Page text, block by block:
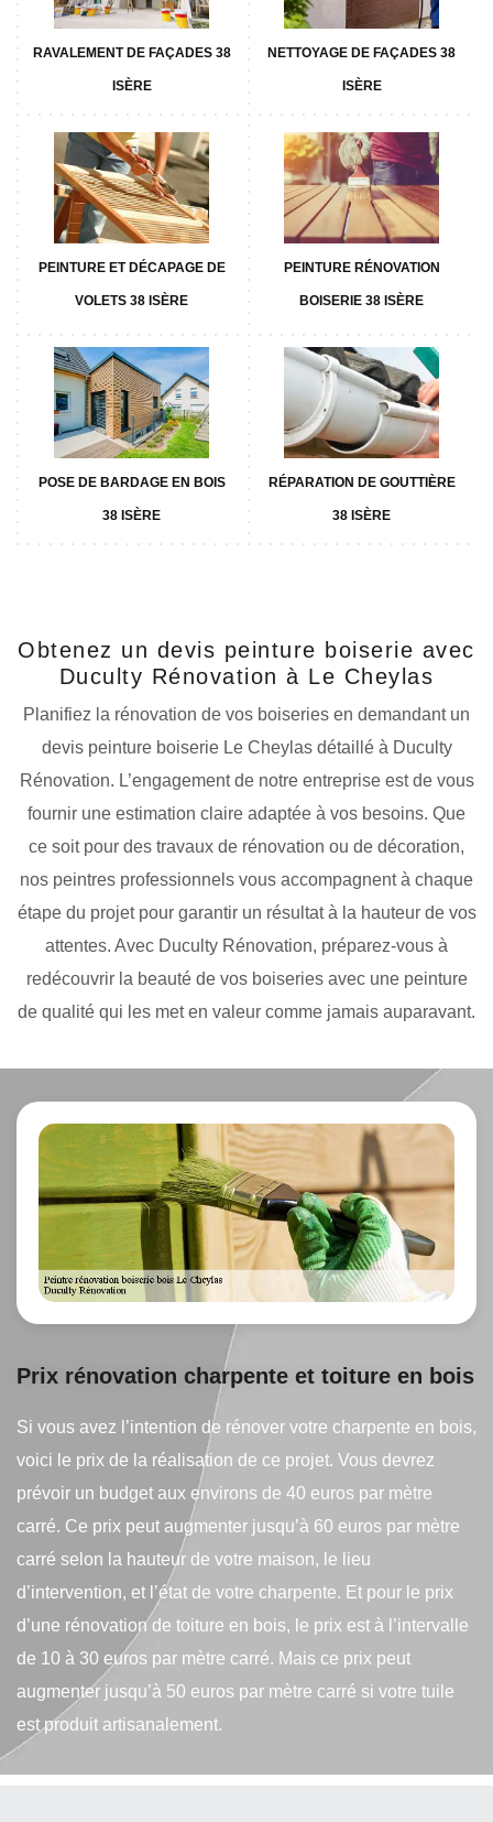
RAVALEMENT DE FAÇADES 38
ISÈRE
NETTOYAGE DE FAÇADES 38
ISÈRE
PEINTURE ET DÉCAPAGE DE
VOLETS 38 ISÈRE
PEINTURE RÉNOVATION
BOISERIE 38 ISÈRE
POSE DE BARDAGE EN BOIS
38 ISÈRE
RÉPARATION DE GOUTTIÈRE
38 ISÈRE
Obtenez un devis peinture boiserie avec
Duculty Rénovation à Le Cheylas
Planifiez la rénovation de vos boiseries en demandant un
devis peinture boiserie Le Cheylas détaillé à Duculty
Rénovation. L’engagement de notre entreprise est de vous
fournir une estimation claire adaptée à vos besoins. Que
ce soit pour des travaux de rénovation ou de décoration,
nos peintres professionnels vous accompagnent à chaque
étape du projet pour garantir un résultat à la hauteur de vos
attentes. Avec Duculty Rénovation, préparez-vous à
redécouvrir la beauté de vos boiseries avec une peinture
de qualité qui les met en valeur comme jamais auparavant.
Prix rénovation charpente et toiture en bois
Si vous avez l’intention de rénover votre charpente en bois,
voici le prix de la réalisation de ce projet. Vous devrez
prévoir un budget aux environs de 40 euros par mètre
carré. Ce prix peut augmenter jusqu’à 60 euros par mètre
carré selon la hauteur de votre maison, le lieu
d’intervention, et l’état de votre charpente. Et pour le prix
d’une rénovation de toiture en bois, le prix est à l’intervalle
de 10 à 30 euros par mètre carré. Mais ce prix peut
augmenter jusqu’à 50 euros par mètre carré si votre tuile
est produit artisanalement.